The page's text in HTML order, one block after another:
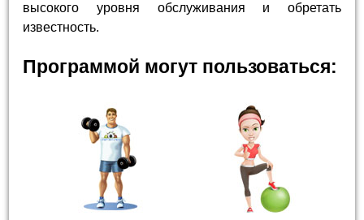
высокого уровня обслуживания и обретать
известность.
Программой могут пользоваться: